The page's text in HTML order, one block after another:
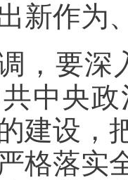
新作为
，要深
中央
建设，
格落实